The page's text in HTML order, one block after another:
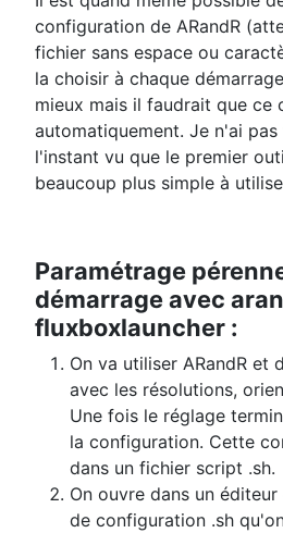
configuration de ARandR
fichier sans espace ou
la choisir à chaque
mieux mais il faudrait que ce
automatiquement. Je n'ai
l'instant vu que le premier
beaucoup plus simple à
Paramétrage
démarrage avec
fluxboxlauncher :
On va utiliser ARandR et
avec les résolutions,
Une fois le réglage
la configuration. Cette
dans un fichier script .sh.
On ouvre dans un
de configuration .sh